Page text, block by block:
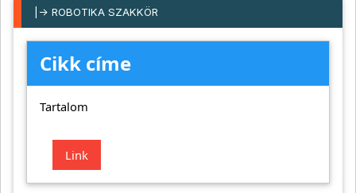
|-> ROBOTIKA SZAKKÖR
Cikk címe
Tartalom
Link